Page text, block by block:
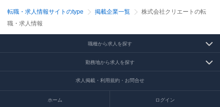
転職・求人情報サイトのtype 掲載企業一覧
株式会社クリエートの転
職・求人情報
職種から求人を探す
勤務地から求人を探す
求人掲載・利用規約・お問合せ
ホーム ログイン